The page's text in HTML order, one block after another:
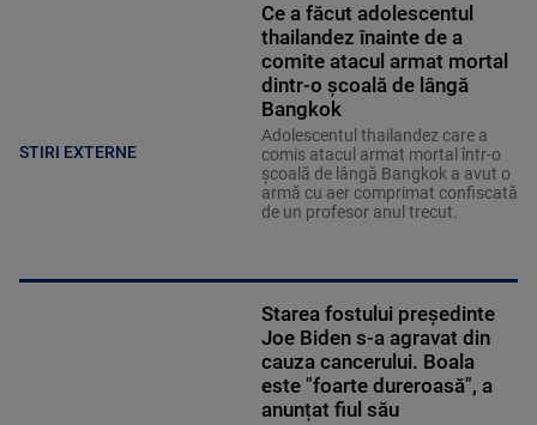
STIRI EXTERNE
Ce a făcut adolescentul
thailandez înainte de a
comite atacul armat mortal
dintr-o școală de lângă
Bangkok
Adolescentul thailandez care a
comis atacul armat mortal într-o
şcoală de lângă Bangkok a avut o
armă cu aer comprimat confiscată
de un profesor anul trecut.
Starea fostului președinte
Joe Biden s-a agravat din
cauza cancerului. Boala
este "foarte dureroasă", a
anunțat fiul său